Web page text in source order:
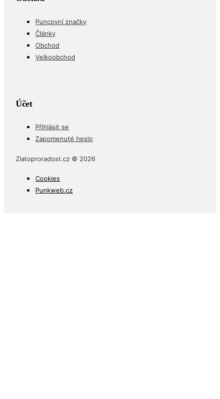
Puncovní značky
Články
Obchod
Velkoobchod
Účet
Přihlásit se
Zapomenuté heslo
Zlatoproradost.cz © 2026
Cookies
Punkweb.cz